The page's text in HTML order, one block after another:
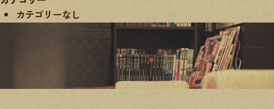
カテゴリーなし